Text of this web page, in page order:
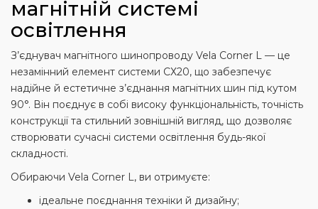
магнітній системі
освітлення
З’єднувач магнітного шинопроводу Vela Corner L — це
незамінний елемент системи СХ20, що забезпечує
надійне й естетичне з’єднання магнітних шин під кутом
90°. Він поєднує в собі високу функціональність, точність
конструкції та стильний зовнішній вигляд, що дозволяє
створювати сучасні системи освітлення будь-якої
складності.
Обираючи Vela Corner L, ви отримуєте:
ідеальне поєднання техніки й дизайну;